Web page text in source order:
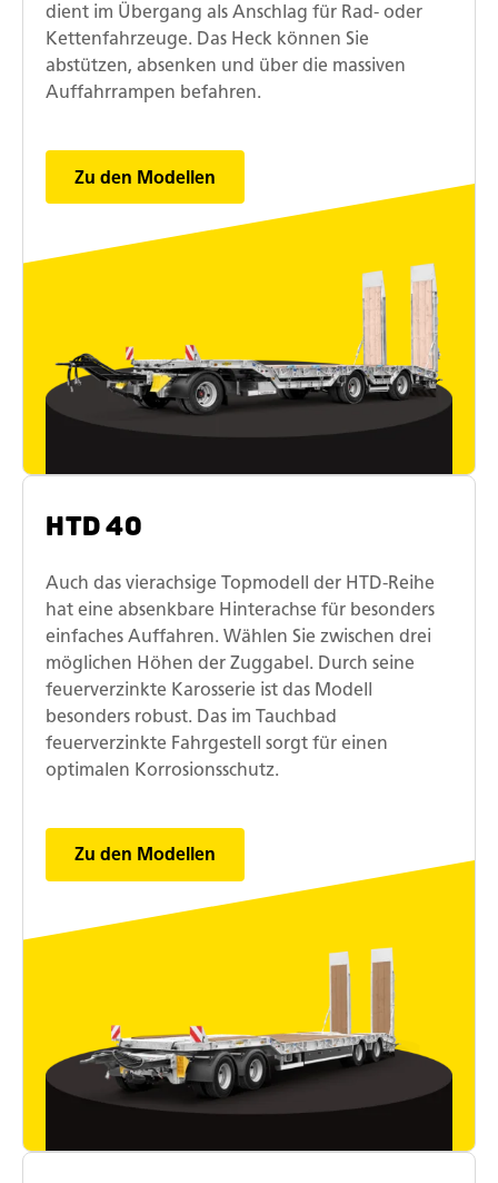
dient im Übergang als Anschlag für Rad- oder
Kettenfahrzeuge. Das Heck können Sie
abstützen, absenken und über die massiven
Auffahrrampen befahren.
Zu den Modellen
HTD 40
Auch das vierachsige Topmodell der HTD-Reihe
hat eine absenkbare Hinterachse für besonders
einfaches Auffahren. Wählen Sie zwischen drei
möglichen Höhen der Zuggabel. Durch seine
feuerverzinkte Karosserie ist das Modell
besonders robust. Das im Tauchbad
feuerverzinkte Fahrgestell sorgt für einen
optimalen Korrosionsschutz.
Zu den Modellen